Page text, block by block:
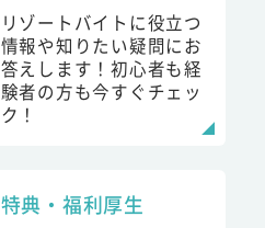
リゾートバイトに役立つ
情報や知りたい疑問にお
答えします！初心者も経
験者の方も今すぐチェッ
ク！
特典・福利厚生